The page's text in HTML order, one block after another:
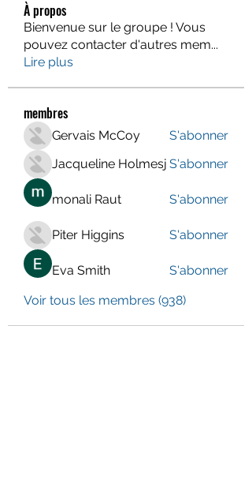
À propos
Bienvenue sur le groupe ! Vous
pouvez contacter d'autres mem...
Lire plus
membres
Gervais McCoy
S'abonner
Jacqueline Holmesj S'abonner
monali Raut S'abonner
Piter Higgins S'abonner
Eva Smith
S'abonner
Voir tous les membres (938)